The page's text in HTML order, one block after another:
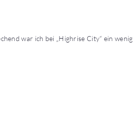
war ich bei „Highrise City“ ein wenig